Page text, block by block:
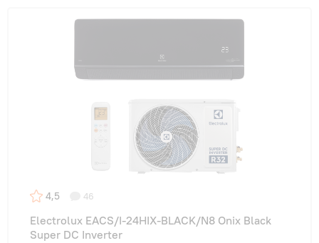
4,5 46
Electrolux EACS/I-24HIX-BLACK/N8 Onix Black
Super DC Inverter